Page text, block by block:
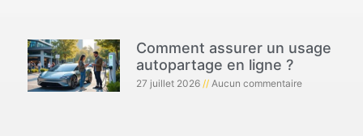
Comment assurer un usage
autopartage en ligne ?
27 juillet 2026 Aucun commentaire